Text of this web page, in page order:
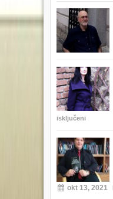
isključeni
okt 13, 2021